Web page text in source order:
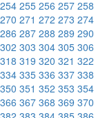
254 255 256 257 258
270 271 272 273 274
286 287 288 289 290
302 303 304 305 306
318 319 320 321 322
334 335 336 337 338
350 351 352 353 354
366 367 368 369 370